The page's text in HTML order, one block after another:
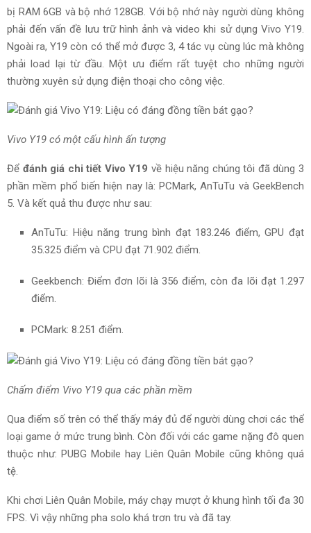
bị RAM 6GB và bộ nhớ 128GB. Với bộ nhớ này người dùng không
phải đến vấn đề lưu trữ hình ảnh và video khi sử dụng Vivo Y19.
Ngoài ra, Y19 còn có thể mở được 3, 4 tác vụ cùng lúc mà không
phải load lại từ đầu. Một ưu điểm rất tuyệt cho những người
thường xuyên sử dụng điện thoại cho công việc.
Vivo Y19 có một cấu hình ấn tượng
Để đánh giá chi tiết Vivo Y19 về hiệu năng chúng tôi đã dùng 3
phần mềm phổ biến hiện nay là: PCMark, AnTuTu và GeekBench
5. Và kết quả thu được như sau:
AnTuTu: Hiệu năng trung bình đạt 183.246 điểm, GPU đạt
35.325 điểm và CPU đạt 71.902 điểm.
Geekbench: Điểm đơn lõi là 356 điểm, còn đa lõi đạt 1.297
điểm.
PCMark: 8.251 điểm.
Chấm điểm Vivo Y19 qua các phần mềm
Qua điểm số trên có thể thấy máy đủ để người dùng chơi các thể
loại game ở mức trung bình. Còn đối với các game nặng đô quen
thuộc như: PUBG Mobile hay Liên Quân Mobile cũng không quá
tệ.
Khi chơi Liên Quân Mobile, máy chạy mượt ở khung hình tối đa 30
FPS. Vì vậy những pha solo khá trơn tru và đã tay.